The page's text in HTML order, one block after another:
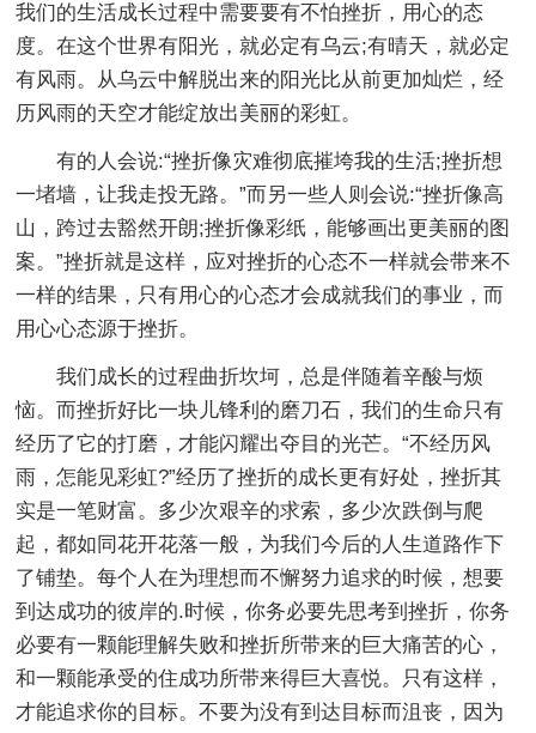
我们的生活成长过程中需要要有不怕挫折，用心的态
度。在这个世界有阳光，就必定有乌云;有晴天，就必定
有风雨。从乌云中解脱出来的阳光比从前更加灿烂，经
历风雨的天空才能绽放出美丽的彩虹。
有的人会说:“挫折像灾难彻底摧垮我的生活;挫折想
一堵墙，让我走投无路。”而另一些人则会说:“挫折像高
山，跨过去豁然开朗;挫折像彩纸，能够画出更美丽的图
案。”挫折就是这样，应对挫折的心态不一样就会带来不
一样的结果，只有用心的心态才会成就我们的事业，而
用心心态源于挫折。
我们成长的过程曲折坎坷，总是伴随着辛酸与烦
恼。而挫折好比一块儿锋利的磨刀石，我们的生命只有
经历了它的打磨，才能闪耀出夺目的光芒。“不经历风
雨，怎能见彩虹?”经历了挫折的成长更有好处，挫折其
实是一笔财富。多少次艰辛的求索，多少次跌倒与爬
起，都如同花开花落一般，为我们今后的人生道路作下
了铺垫。每个人在为理想而不懈努力追求的时候，想要
到达成功的彼岸的.时候，你务必要先思考到挫折，你务
必要有一颗能理解失败和挫折所带来的巨大痛苦的心，
和一颗能承受的住成功所带来得巨大喜悦。只有这样，
才能追求你的目标。不要为没有到达目标而沮丧，因为